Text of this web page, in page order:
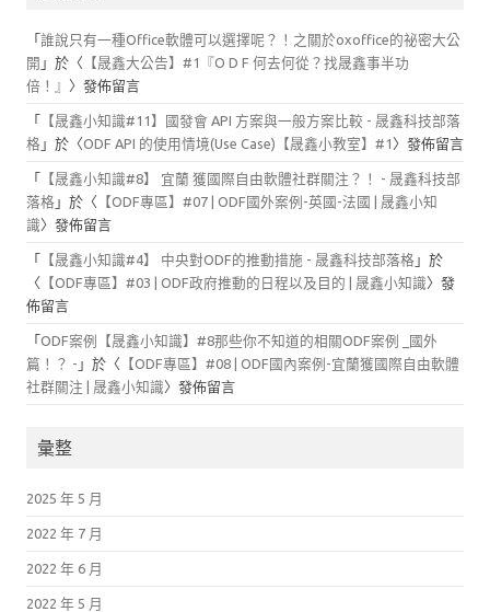
「 誰說只有一種Office軟體可以選擇呢？！之關於oxoffice的祕密大公
開 」於〈 【晟鑫大公告】#1『O D F 何去何從？找晟鑫事半功
倍！』 〉發佈留言
「
【晟鑫小知識#11】國發會 API 方案與一般方案比較 - 晟鑫科技部落
格 」於〈ODF API 的使用情境(Use Case)【晟鑫小教室】#1 〉發佈留言
「
【晟鑫小知識#8】 宜蘭 獲國際自由軟體社群關注？！ - 晟鑫科技部
落格 」於〈 【ODF專區】#07 | ODF國外案例-英國-法國 | 晟鑫小知
識〉發佈留言
「 【晟鑫小知識#4】 中央對ODF的推動措施 - 晟鑫科技部落格 」於
〈 【ODF專區】#03 | ODF政府推動的日程以及目的 | 晟鑫小知識〉發
佈留言
「 ODF案例【晟鑫小知識】#8那些你不知道的相關ODF案例 _國外
篇！？ - 」於〈 【ODF專區】#08 | ODF國內案例-宜蘭獲國際自由軟體
社群關注 | 晟鑫小知識〉發佈留言
彙整
2025 年 5 月
2022 年 7 月
2022 年 6 月
2022 年 5 月